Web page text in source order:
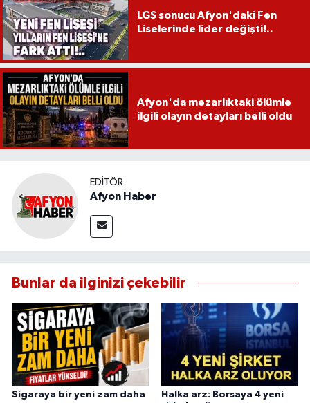
LGS sonucu Afyon'daki Fen
Liselerinde lider değişti!..
Afyon'da mezarlıktaki ölümle
ilgili olayın detayları belli oldu
EDITÖR
Afyon Haber
Bunlar da ilginizi çekebilir
Sigaraya bir yeni zam daha
Halka arz: Borsaya 4 yeni